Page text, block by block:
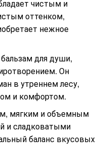
чистым и
оттенком,
нежное
для души,
Он
в утреннем лесу,
и комфортом.
мягким и объемным
и сладковатыми
баланс вкусовых